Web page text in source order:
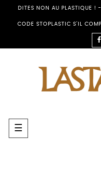
DITES NON AU PLASTIQUE !
CODE STOPLASTIC S'IL
Toggle
navigation
☰